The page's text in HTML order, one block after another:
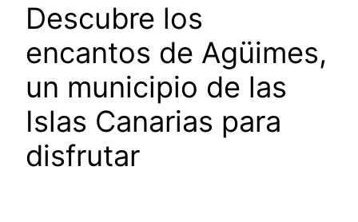
Descubre los
encantos de Agüimes,
un municipio de las
Islas Canarias para
disfrutar